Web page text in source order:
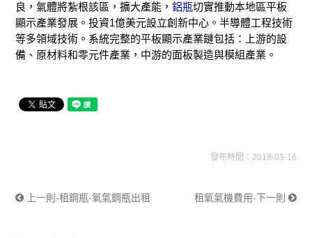
良，氣體將紮根該區，擴大產能，鋁瓶切實推動本地區平板
顯示產業發展。投資1億美元設立創新中心。半導體工程技術
等多領域技術。系統完整的平板顯示產業鏈包括：上游的設
備、原材料和零元件產業，中游的面板製造與模組產業。
發布時間：2018-03-16
上一則-租鋼瓶-氧氣鋼瓶出租 租氧氣機費用-下一則